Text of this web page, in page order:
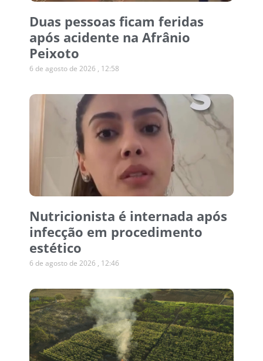
Duas pessoas ficam feridas
após acidente na Afrânio
Peixoto
6 de agosto de 2026 12:58
Nutricionista é internada após
infecção em procedimento
estético
6 de agosto de 2026 12:46